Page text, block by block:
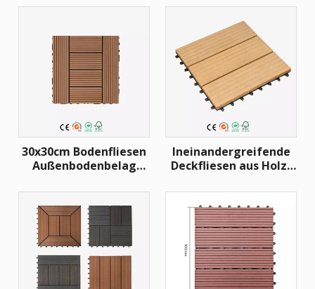
Deck Interlock 300*300
DIY Fliesen
Verbundfliesen zum
Selbermachen,
ineinandergreifende
WPC-Terrassenfliesen
für den Außenbereich,
umweltfreundliche
DIY-Fliesen, tief
geprägte
Verbundfliesen
30x30cm Bodenfliesen
Außenbodenbelag
Terrassenfliesen WPC
Diy Fliesen für Balkon
Terrasse
Ineinandergreifende
Deckfliesen aus Holz-
Verbundwerkstoff,
WPC-Terrassendiele
zum Selbermachen